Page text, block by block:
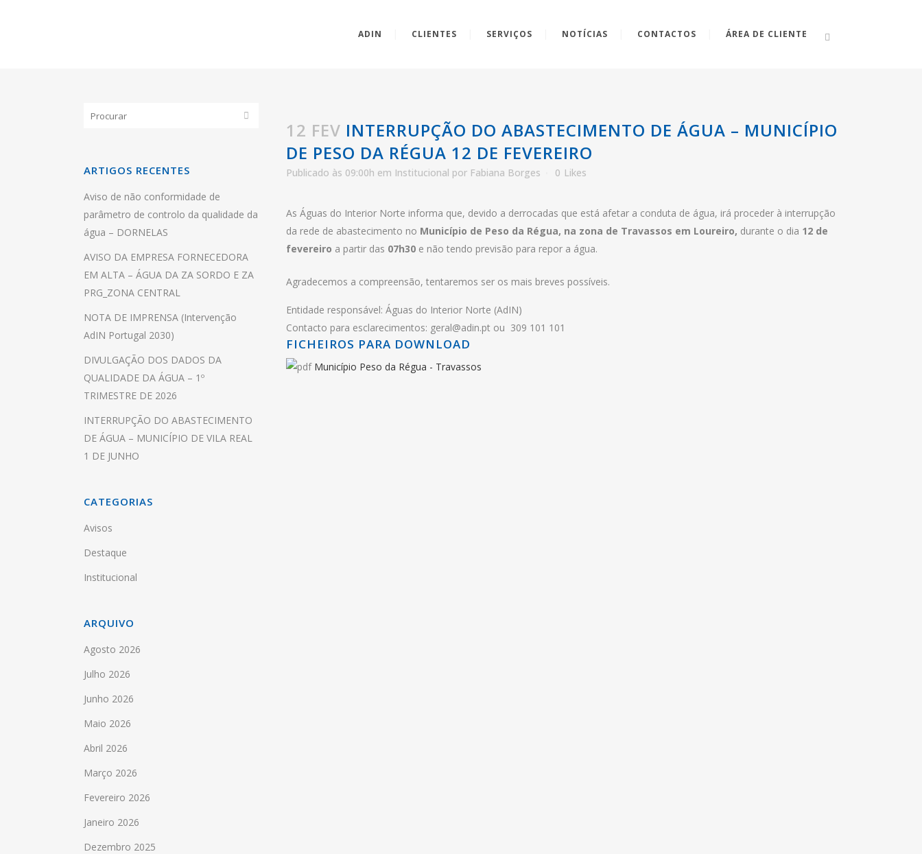
ADIN CLIENTES SERVIÇOS NOTÍCIAS CONTACTOS ÁREA DE CLIENTE
ARTIGOS RECENTES
Aviso de não conformidade de
parâmetro de controlo da qualidade da
água – DORNELAS
AVISO DA EMPRESA FORNECEDORA
EM ALTA – ÁGUA DA ZA SORDO E ZA
PRG_ZONA CENTRAL
NOTA DE IMPRENSA (Intervenção
AdIN Portugal 2030)
DIVULGAÇÃO DOS DADOS DA
QUALIDADE DA ÁGUA – 1º
TRIMESTRE DE 2026
INTERRUPÇÃO DO ABASTECIMENTO
DE ÁGUA – MUNICÍPIO DE VILA REAL
1 DE JUNHO
CATEGORIAS
Avisos
Destaque
Institucional
ARQUIVO
Agosto 2026
Julho 2026
Junho 2026
Maio 2026
Abril 2026
Março 2026
Fevereiro 2026
Janeiro 2026
Dezembro 2025
12 FEV INTERRUPÇÃO DO ABASTECIMENTO DE ÁGUA – MUNICÍPIO
DE PESO DA RÉGUA 12 DE FEVEREIRO
Publicado às 09:00h em Institucional por Fabiana Borges 0 Likes
As Águas do Interior Norte informa que, devido a derrocadas que está afetar a conduta de água, irá proceder à interrupção
da rede de abastecimento no Município de Peso da Régua, na zona de Travassos em Loureiro, durante o dia 12 de
fevereiro a partir das 07h30 e não tendo previsão para repor a água.
Agradecemos a compreensão, tentaremos ser os mais breves possíveis.
Entidade responsável: Águas do Interior Norte (AdIN)
Contacto para esclarecimentos: geral@adin.pt ou 309 101 101
FICHEIROS PARA DOWNLOAD
Município Peso da Régua - Travassos